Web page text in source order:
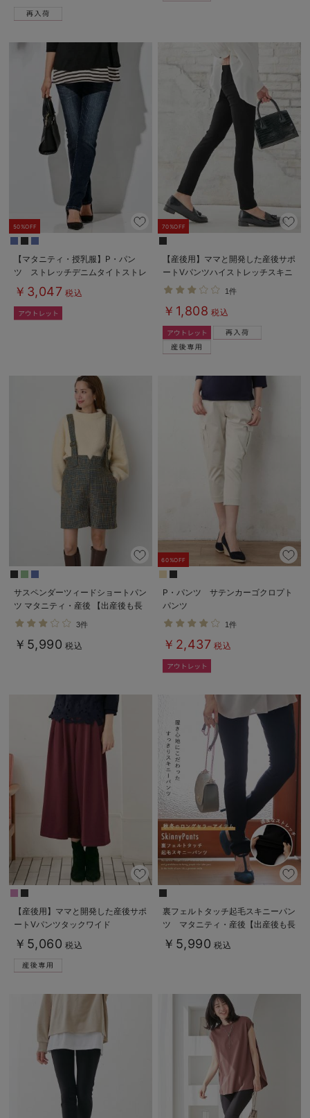
50%OFF
【マタニティ・授乳服】P・パン
ツ ストレッチデニムタイトストレ
ート
￥3,047 税込
70%OFF
【産後用】ママと開発した産後サポ
ートVパンツハイストレッチスキニ
ー
1件
￥1,808 税込
サスペンダーツィードショートパン
ツ マタニティ・産後 【出産後も長
く使える】
3件
￥5,990 税込
60%OFF
P・パンツ サテンカーゴクロプト
パンツ
1件
￥2,437 税込
【産後用】ママと開発した産後サポ
ートVパンツタックワイド
￥5,060 税込
裏フェルトタッチ起毛スキニーパン
ツ マタニティ・産後【出産後も長
く使える】
￥5,990 税込